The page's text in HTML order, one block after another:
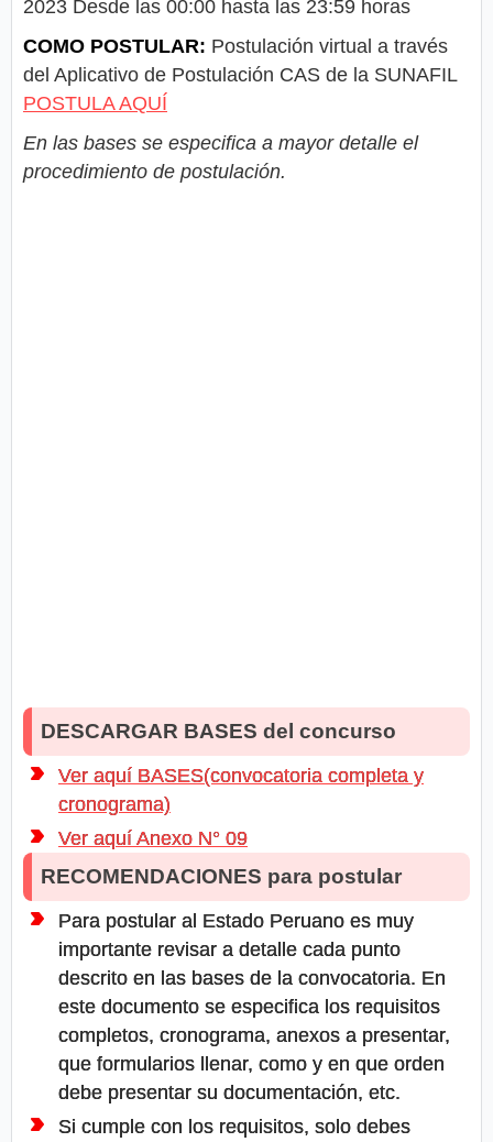
2023 Desde las 00:00 hasta las 23:59 horas
COMO POSTULAR: Postulación virtual a través
del Aplicativo de Postulación CAS de la SUNAFIL
POSTULA AQUÍ
En las bases se especifica a mayor detalle el
procedimiento de postulación.
DESCARGAR BASES del concurso
Ver aquí BASES(convocatoria completa y
cronograma)
Ver aquí Anexo N° 09
RECOMENDACIONES para postular
Para postular al Estado Peruano es muy
importante revisar a detalle cada punto
descrito en las bases de la convocatoria. En
este documento se especifica los requisitos
completos, cronograma, anexos a presentar,
que formularios llenar, como y en que orden
debe presentar su documentación, etc.
Si cumple con los requisitos, solo debes